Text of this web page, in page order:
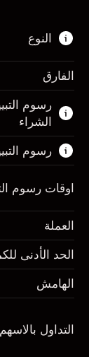
النوع
هذا السوق
الفروقات.
اعرف
عقود
الفارق
رسوم
الشراء
رسم
رسوم
رسم
حجم
اوقات رسوم
العملة
الحد الأدنى
الهامش
التداول بالاسهم